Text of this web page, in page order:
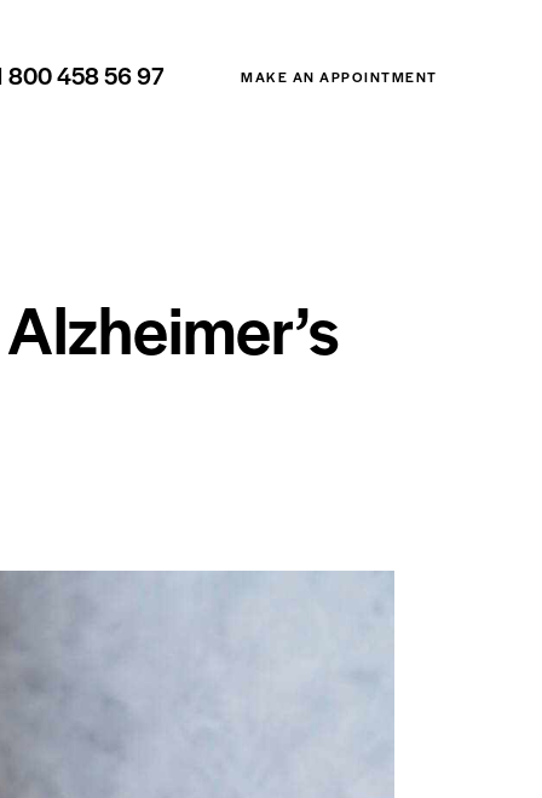
800 458 56 97 MAKE AN APPOINTMENT